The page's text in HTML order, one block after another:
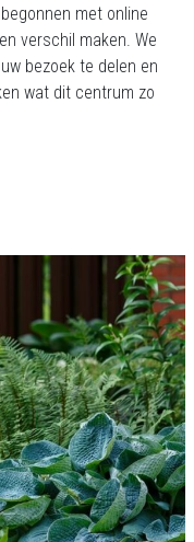
met online
verschil maken. We
bezoek te delen en
wat dit centrum zo